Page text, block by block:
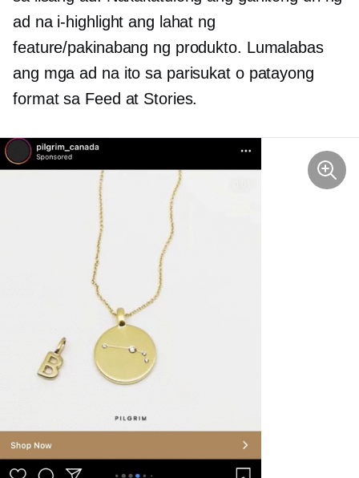
ad na i-highlight ang lahat ng
feature/pakinabang ng produkto. Lumalabas
ang mga ad na ito sa parisukat o patayong
format sa Feed at Stories.